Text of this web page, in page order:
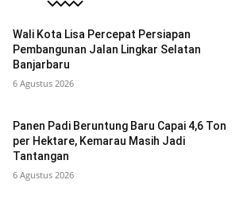
Wali Kota Lisa Percepat Persiapan
Pembangunan Jalan Lingkar Selatan
Banjarbaru
6 Agustus 2026
Panen Padi Beruntung Baru Capai 4,6 Ton
per Hektare, Kemarau Masih Jadi
Tantangan
6 Agustus 2026